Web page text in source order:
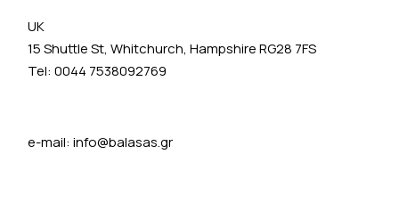
UK
15 Shuttle St, Whitchurch, Hampshire RG28 7FS
Tel: 0044 7538092769
e-mail:info@balasas.gr